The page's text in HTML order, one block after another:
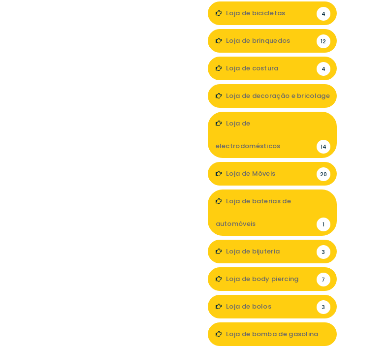
Loja de bicicletas 4
Loja de brinquedos 12
Loja de costura 4
Loja de decoração e bricolage
Loja de
electrodomésticos 14
Loja de Móveis 20
Loja de baterias de
automóveis 1
Loja de bijuteria 3
Loja de body piercing 7
Loja de bolos 3
Loja de bomba de gasolina